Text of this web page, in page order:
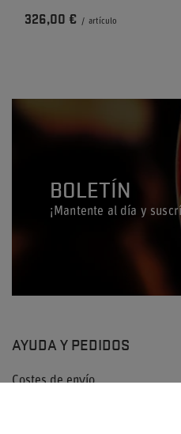
326,00 € / artículo
BOLETÍN
¡Mantente al día y
AYUDA Y PEDIDOS
Costes de envío